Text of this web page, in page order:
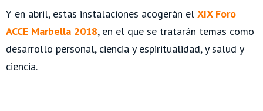
Y en abril, estas instalaciones acogerán el XIX Foro
ACCE Marbella 2018, en el que se tratarán temas como
desarrollo personal, ciencia y espiritualidad, y salud y
ciencia.